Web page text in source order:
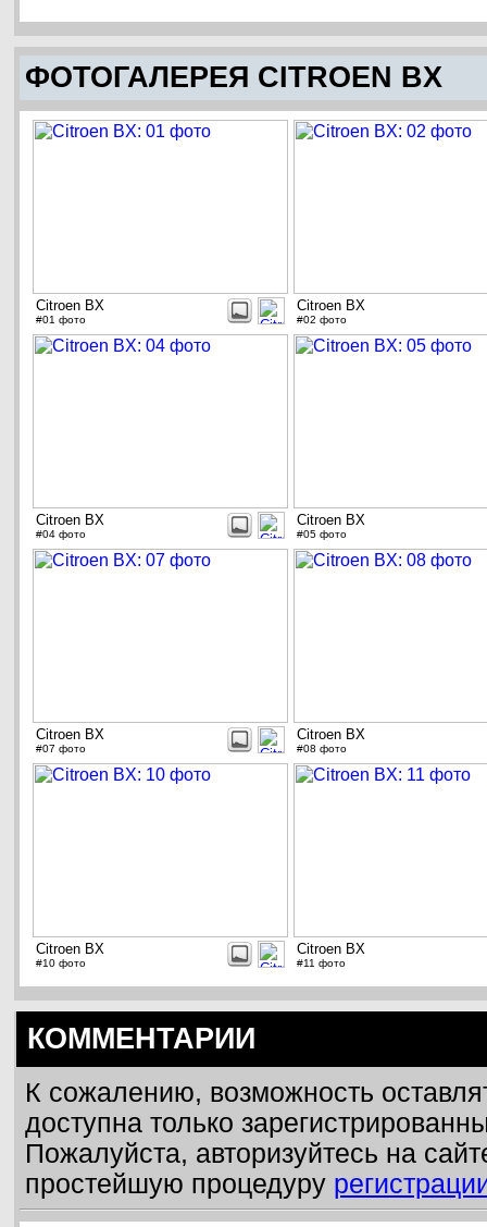
ФОТОГАЛЕРЕЯ CITROEN BX
Citroen BX
#01 фото
Citroen BX
#02 фото
Citroen BX
#04 фото
Citroen BX
#05 фото
Citroen BX
#07 фото
Citroen BX
#08 фото
Citroen BX
#10 фото
Citroen BX
#11 фото
КОММЕНТАРИИ
К сожалению, возможность
доступна только
Пожалуйста, авторизуйтесь на
простейшую процедуру